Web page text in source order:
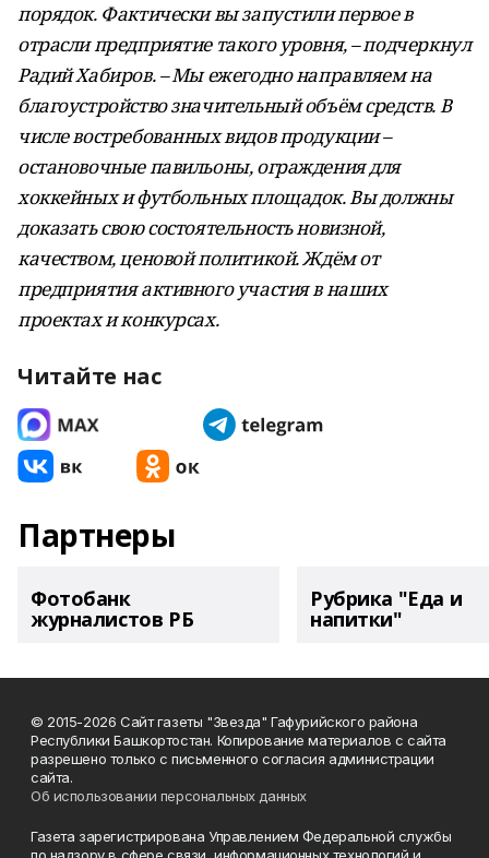
порядок. Фактически вы запустили первое в
отрасли предприятие такого уровня, – подчеркнул
Радий Хабиров. – Мы ежегодно направляем на
благоустройство значительный объём средств. В
числе востребованных видов продукции –
остановочные павильоны, ограждения для
хоккейных и футбольных площадок. Вы должны
доказать свою состоятельность новизной,
качеством, ценовой политикой. Ждём от
предприятия активного участия в наших
проектах и конкурсах.
Читайте нас
Партнеры
Фотобанк
журналистов РБ
Рубрика "Еда и
напитки"
© 2015-2026 Сайт газеты "Звезда" Гафурийского района
Республики Башкортостан. Копирование материалов с сайта
разрешено только с письменного согласия администрации
сайта.
Об использовании персональных данных
Газета зарегистрирована Управлением Федеральной службы